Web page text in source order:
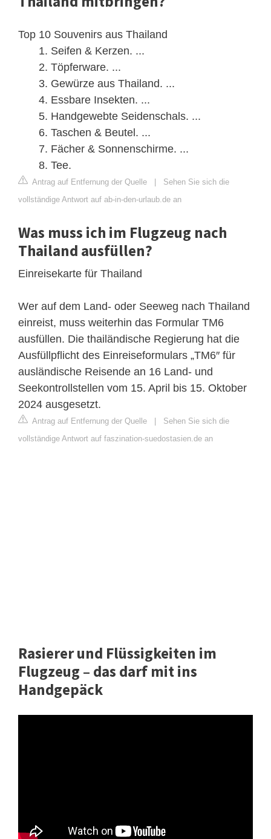
Top 10 Souvenirs aus Thailand
Seifen & Kerzen. ...
Töpferware. ...
Gewürze aus Thailand. ...
Essbare Insekten. ...
Handgewebte Seidenschals. ...
Taschen & Beutel. ...
Fächer & Sonnenschirme. ...
Tee.
Antrag auf Entfernung der Quelle
Sehen Sie sich die
vollständige Antwort auf ab-in-den-urlaub.de an
Was muss ich im Flugzeug nach
Thailand ausfüllen?
Einreisekarte für Thailand
Wer auf dem Land- oder Seeweg nach Thailand
einreist, muss weiterhin das Formular TM6
ausfüllen. Die thailändische Regierung hat die
Ausfüllpflicht des Einreiseformulars „TM6″ für
ausländische Reisende an 16 Land- und
Seekontrollstellen vom 15. April bis 15. Oktober
2024 ausgesetzt.
Antrag auf Entfernung der Quelle
Sehen Sie sich die
vollständige Antwort auf faszination-suedostasien.de an
Rasierer und Flüssigkeiten im
Flugzeug – das darf mit ins
Handgepäck